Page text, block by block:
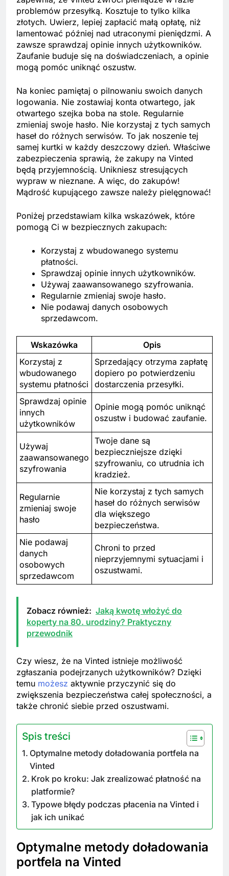
problemów przesyłką. Kosztuje to tylko kilka
złotych. Uwierz, lepiej zapłacić małą opłatę, niż
lamentować później nad utraconymi pieniędzmi. A
zawsze sprawdzaj opinie innych użytkowników.
Zaufanie buduje się na doświadczeniach, a opinie
mogą pomóc uniknąć oszustw.
Na koniec pamiętaj o pilnowaniu swoich danych
logowania. Nie zostawiaj konta otwartego, jak
otwartego szejka boba na stole. Regularnie
zmieniaj swoje hasło. Nie korzystaj z tych samych
haseł do różnych serwisów. To jak noszenie tej
samej kurtki w każdy deszczowy dzień. Właściwe
zabezpieczenia sprawią, że zakupy na Vinted
będą przyjemnością. Unikniesz stresujących
wypraw w nieznane. A więc, do zakupów!
Mądrość kupującego zawsze należy pielęgnować!
Poniżej przedstawiam kilka wskazówek, które
pomogą Ci w bezpiecznych zakupach:
Korzystaj z wbudowanego systemu
płatności.
Sprawdzaj opinie innych użytkowników.
Używaj zaawansowanego szyfrowania.
Regularnie zmieniaj swoje hasło.
Nie podawaj danych osobowych
sprzedawcom.
Wskazówka
Opis
Korzystaj z
wbudowanego
systemu płatności
Sprzedający otrzyma zapłatę
dopiero po potwierdzeniu
dostarczenia przesyłki.
Sprawdzaj opinie
innych
użytkowników
Opinie mogą pomóc uniknąć
oszustw i budować zaufanie.
Używaj
zaawansowanego
szyfrowania
Twoje dane są
bezpieczniejsze dzięki
szyfrowaniu, co utrudnia ich
kradzież.
Regularnie
zmieniaj swoje
hasło
Nie korzystaj z tych samych
haseł do różnych serwisów
dla większego
bezpieczeństwa.
Nie podawaj
danych
osobowych
sprzedawcom
Chroni to przed
nieprzyjemnymi sytuacjami i
oszustwami.
Zobacz również: Jaką kwotę włożyć do
koperty na 80. urodziny? Praktyczny
przewodnik
Czy wiesz, że na Vinted istnieje możliwość
zgłaszania podejrzanych użytkowników? Dzięki
temu możesz aktywnie przyczynić się do
zwiększenia bezpieczeństwa całej społeczności, a
także chronić siebie przed oszustwami.
Spis treści
Optymalne metody doładowania portfela na
Vinted
Krok po kroku: Jak zrealizować płatność na
platformie?
Typowe błędy podczas płacenia na Vinted i
jak ich unikać
Optymalne metody doładowania
portfela na Vinted